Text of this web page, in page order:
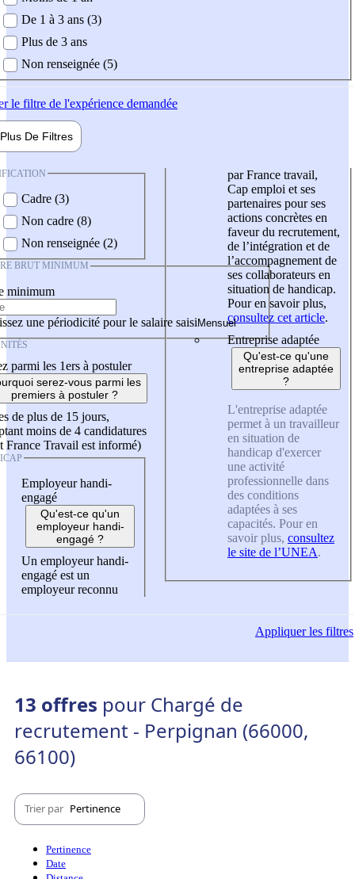
De 1 à 3 ans (3)
Plus de 3 ans
Non renseignée (5)
le filtre de l'expérience demandée
Plus De Filtres
Cadre (3)
Non cadre (8)
Non renseignée (2)
BRUT MINIMUM
minimum
une périodicité pour le salaire saisi
parmi les 1ers à postuler
serez-vous parmi les
premiers à postuler ?
de plus de 15 jours,
moins de 4 candidatures
France Travail est informé)
Employeur handi-
engagé
Qu'est-ce qu'un
employeur handi-
engagé ?
Un employeur handi-
engagé est un
employeur reconnu
par France travail,
Cap emploi et ses
partenaires pour ses
actions concrètes en
faveur du recrutement,
de l’intégration et de
l’accompagnement de
ses collaborateurs en
situation de handicap.
Pour en savoir plus,
consultez cet article.
Entreprise adaptée
Qu'est-ce qu'une
entreprise adaptée
?
L'entreprise adaptée
permet à un travailleur
en situation de
handicap d'exercer
une activité
professionnelle dans
des conditions
adaptées à ses
capacités. Pour en
savoir plus, consultez
le site de l’UNEA.
Appliquerles filtres
13 offres pour Chargé de
recrutement - Perpignan (66000,
66100)
Trier par Pertinence
Pertinence
Date